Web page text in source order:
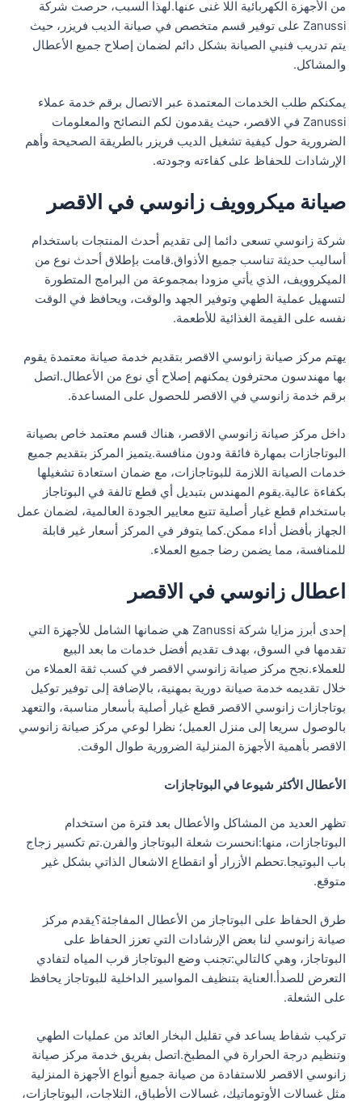
من الأجهزة الكهربائية اللا غنى عنها.لهذا السبب، حرصت شركة
Zanussi على توفير قسم متخصص في صيانة الديب فريزر، حيث
يتم تدريب فنيي الصيانة بشكل دائم لضمان إصلاح جميع الأعطال
والمشاكل.
يمكنكم طلب الخدمات المعتمدة عبر الاتصال برقم خدمة عملاء
Zanussi في الاقصر، حيث يقدمون لكم النصائح والمعلومات
الضرورية حول كيفية تشغيل الديب فريزر بالطريقة الصحيحة وأهم
الإرشادات للحفاظ على كفاءته وجودته.
صيانة ميكروويف زانوسي في الاقصر
شركة زانوسي تسعى دائما إلى تقديم أحدث المنتجات باستخدام
أساليب حديثة تناسب جميع الأذواق.قامت بإطلاق أحدث نوع من
الميكروويف، الذي يأتي مزودا بمجموعة من البرامج المتطورة
لتسهيل عملية الطهي وتوفير الجهد والوقت، ويحافظ في الوقت
نفسه على القيمة الغذائية للأطعمة.
يهتم مركز صيانة زانوسي الاقصر بتقديم خدمة صيانة معتمدة يقوم
بها مهندسون محترفون يمكنهم إصلاح أي نوع من الأعطال.اتصل
برقم خدمة زانوسي في الاقصر للحصول على المساعدة.
داخل مركز صيانة زانوسي الاقصر، هناك قسم معتمد خاص بصيانة
البوتاجازات بمهارة فائقة ودون منافسة.يتميز المركز بتقديم جميع
خدمات الصيانة اللازمة للبوتاجازات، مع ضمان استعادة تشغيلها
بكفاءة عالية.يقوم المهندس بتبديل أي قطع تالفة في البوتاجاز
باستخدام قطع غيار أصلية تتبع معايير الجودة العالمية، لضمان عمل
الجهاز بأفضل أداء ممكن.كما يتوفر في المركز أسعار غير قابلة
للمنافسة، مما يضمن رضا جميع العملاء.
اعطال زانوسي في الاقصر
إحدى أبرز مزايا شركة Zanussi هي ضمانها الشامل للأجهزة التي
تقدمها في السوق، بهدف تقديم أفضل خدمات ما بعد البيع
للعملاء.نجح مركز صيانة زانوسي الاقصر في كسب ثقة العملاء من
خلال تقديمه خدمة صيانة دورية بمهنية، بالإضافة إلى توفير توكيل
بوتاجازات زانوسي الاقصر قطع غيار أصلية بأسعار مناسبة، والتعهد
بالوصول سريعا إلى منزل العميل؛ نظرا لوعي مركز صيانة زانوسي
الاقصر بأهمية الأجهزة المنزلية الضرورية طوال الوقت.
الأعطال الأكثر شيوعا في البوتاجازات
تظهر العديد من المشاكل والأعطال بعد فترة من استخدام
البوتاجازات، منها:انحسرت شعلة البوتاجاز والفرن.تم تكسير زجاج
باب البوتيجا.تحطم الأزرار أو انقطاع الاشعال الذاتي بشكل غير
متوقع.
طرق الحفاظ على البوتاجاز من الأعطال المفاجئة؟يقدم مركز
صيانة زانوسي لنا بعض الإرشادات التي تعزز الحفاظ على
البوتاجاز، وهي كالتالي:تجنب وضع البوتاجاز قرب المياه لتفادي
التعرض للصدأ.العناية بتنظيف المواسير الداخلية للبوتاجاز يحافظ
على الشعلة.
تركيب شفاط يساعد في تقليل البخار العائد من عمليات الطهي
وتنظيم درجة الحرارة في المطبخ.اتصل بفريق خدمة مركز صيانة
زانوسي الاقصر للاستفادة من صيانة جميع أنواع الأجهزة المنزلية
مثل غسالات الأوتوماتيك، غسالات الأطباق، الثلاجات، البوتاجازات،